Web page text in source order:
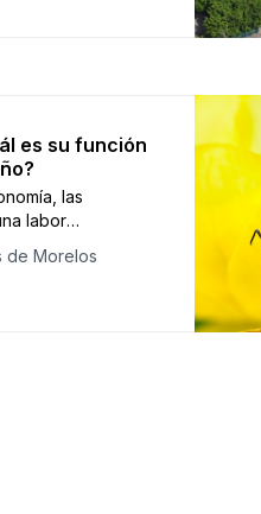
es su función
las
labor
de Morelos